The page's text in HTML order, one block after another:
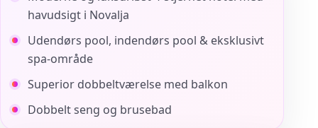
havudsigt i Novalja
Udendørs pool, indendørs pool & eksklusivt
spa-område
Superior dobbeltværelse med balkon
Dobbelt seng og brusebad